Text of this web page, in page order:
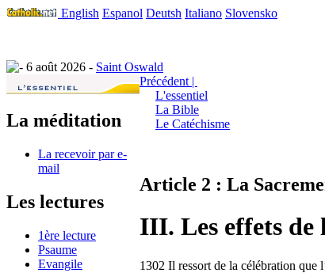
English Espanol Deutsh Italiano Slovensko
6 août 2026 - Saint Oswald
La méditation
La recevoir par e-
mail
Les lectures
1ère lecture
Psaume
Evangile
Précédent |
L'essentiel
La Bible
Le Catéchisme
Article 2 : La
III. Les effets
1302 Il ressort de la célébration que